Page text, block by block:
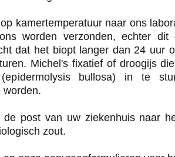
kamertemperatuur naar ons
worden verzonden, echter
dat het biopt langer dan 24
Michel's fixatief of droogijs
bullosa) in te
worden.
post van uw ziekenhuis naar
zout.